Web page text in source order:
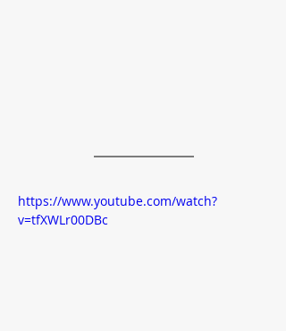
https://www.youtube.com/watch?
v=tfXWLr00DBc